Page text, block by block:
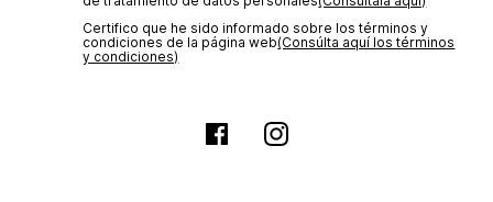
Certifico que he sido informado sobre los términos y
condiciones de la página web‎(Consúlta aquí los términos
y condiciones)